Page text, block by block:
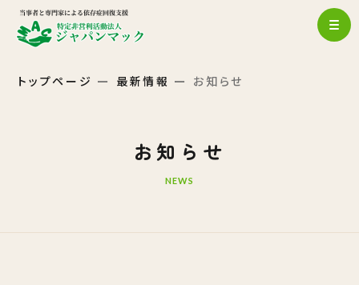
トップページ 最新情報 お知らせ
お知らせ
NEWS